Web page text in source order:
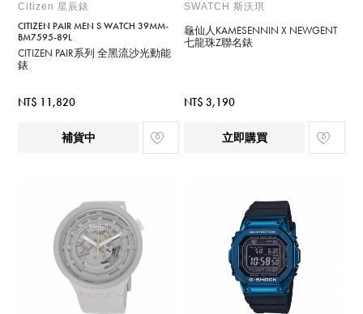
Citizen 星辰錶
CITIZEN PAIR MEN S WATCH 39MM-
BM7595-89L
CITIZEN PAIR系列 全黑流沙光動能
錶
NT$ 11,820
補貨中
SWATCH 斯沃琪
龜仙人KAMESENNIN X NEWGENT
七龍珠Z聯名錶
NT$ 3,190
立即購買